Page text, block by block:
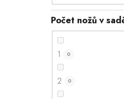
Počet nožů v
1 0
2 0